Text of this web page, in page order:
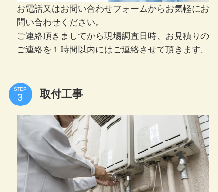
お電話又はお問い合わせフォームからお気軽にお
問い合わせください。
ご連絡頂きましてから現場調査日時、お見積りの
ご連絡を１時間以内にはご連絡させて頂きます。
STEP 取付工事